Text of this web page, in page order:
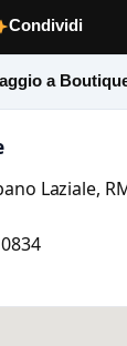
Condividi
a
Laziale,